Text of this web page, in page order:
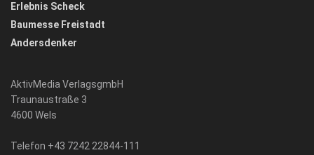
Erlebnis Scheck
Baumesse Freistadt
Andersdenker
AktivMedia VerlagsgmbH
Traunaustraße 3
4600 Wels
Telefon +43 7242 22844-111